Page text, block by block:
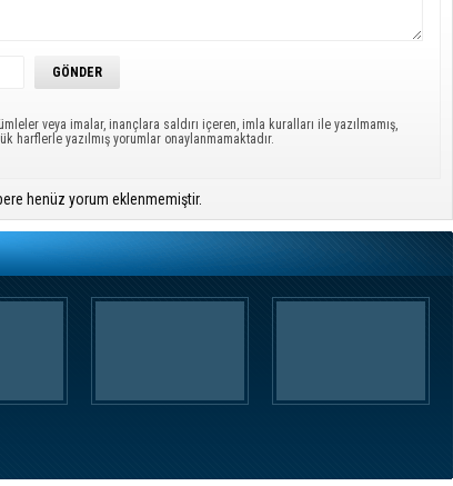
veya imalar, inançlara saldırı içeren, imla kuralları ile yazılmamış,
harflerle yazılmış yorumlar onaylanmamaktadır.
henüz yorum eklenmemiştir.